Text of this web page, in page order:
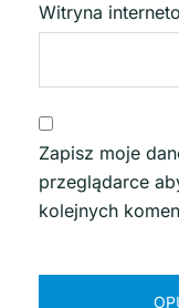
Witryna
Zapisz moje
przeglądarce
kolejnych